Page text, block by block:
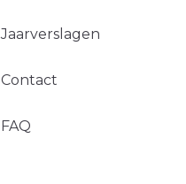
Jaarverslagen
Contact
FAQ